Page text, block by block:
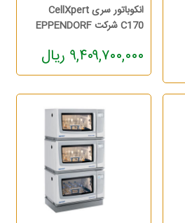
انکوباتور سری CellXpert
C170 شرکت EPPENDORF
۹,۴۰۹,۷۰۰,۰۰۰ ریال